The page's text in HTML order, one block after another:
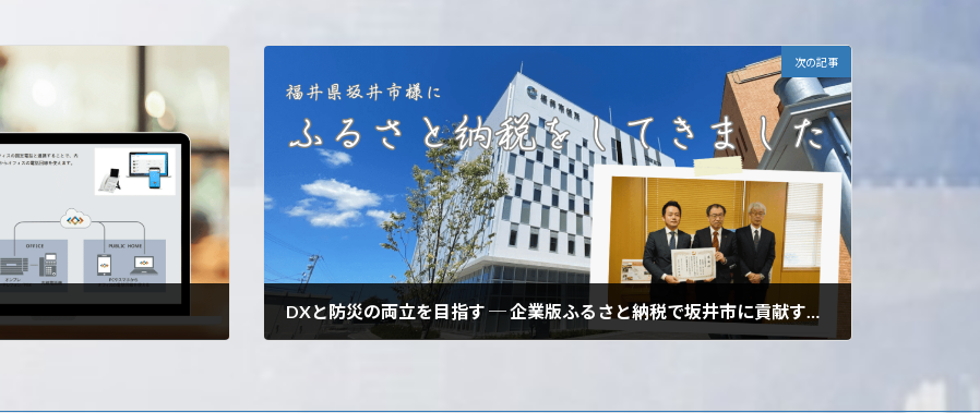
次の記事
DXと防災の両立を目指す ─ 企業版ふるさと納税で坂井市に貢献する当社の挑戦 ─